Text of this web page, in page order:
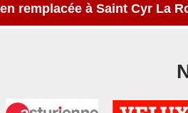
remplacée à Saint Cyr La